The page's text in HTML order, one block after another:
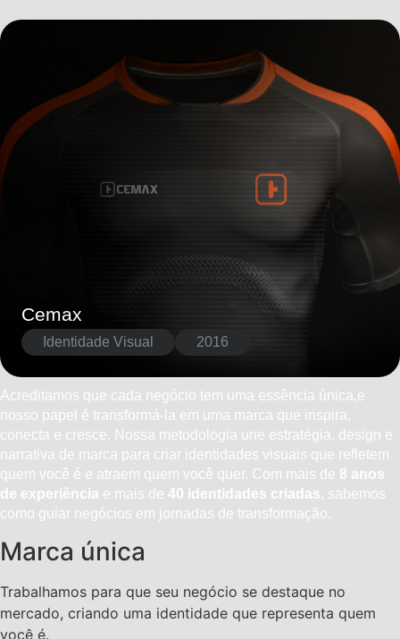
Cemax
Identidade Visual 2016
Acreditamos que cada negócio tem uma essência única,e
nosso papel é transformá-la em uma marca que inspira,
conecta e cresce. Nossa metodologia une estratégia, design e
narrativa de marca para criar identidades visuais que refletem
quem você é e atraem quem você quer. Com mais de 8 anos
de experiência e mais de 40 identidades criadas, sabemos
como guiar negócios em jornadas de transformação.
Marca única
Trabalhamos para que seu negócio se destaque no
mercado, criando uma identidade que representa quem
você é.